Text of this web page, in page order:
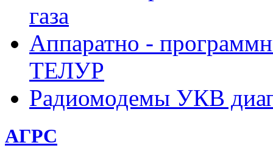
газа
Аппаратно -
ТЕЛУР
Радиомодемы УКВ
АГРС